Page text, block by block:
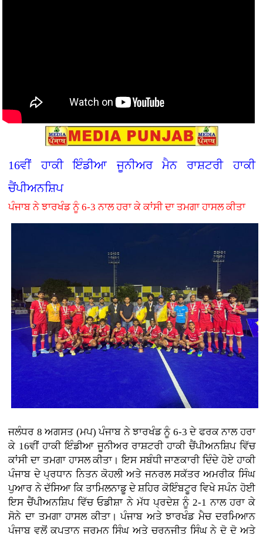
16ਵੀਂ ਹਾਕੀ ਇੰਡੀਆ ਜੂਨੀਅਰ ਮੈਨ ਰਾਸ਼ਟਰੀ ਹਾਕੀ
ਚੈਂਪੀਅਨਸ਼ਿਪ
ਪੰਜਾਬ ਨੇ ਝਾਰਖੰਡ ਨੂੰ 6-3 ਨਾਲ ਹਰਾ ਕੇ ਕਾਂਸੀ ਦਾ ਤਮਗਾ ਹਾਸਲ ਕੀਤਾ
ਜਲੰਧਰ 8 ਅਗਸਤ (ਮਪ) ਪੰਜਾਬ ਨੇ ਝਾਰਖੰਡ ਨੂੰ 6-3 ਦੇ ਫਰਕ ਨਾਲ ਹਰਾ
ਕੇ 16ਵੀਂ ਹਾਕੀ ਇੰਡੀਆ ਜੂਨੀਅਰ ਰਾਸ਼ਟਰੀ ਹਾਕੀ ਚੈਂਪੀਅਨਸ਼ਿਪ ਵਿੱਚ
ਕਾਂਸੀ ਦਾ ਤਮਗਾ ਹਾਸਲ ਕੀਤਾ। ਇਸ ਸਬੰਧੀ ਜਾਣਕਾਰੀ ਦਿੰਦੇ ਹੋਏ ਹਾਕੀ
ਪੰਜਾਬ ਦੇ ਪ੍ਰਧਾਨ ਨਿਤਨ ਕੋਹਲੀ ਅਤੇ ਜਨਰਲ ਸਕੱਤਰ ਅਮਰੀਕ ਸਿੰਘ
ਪੁਆਰ ਨੇ ਦੱਸਿਆ ਕਿ ਤਾਮਿਲਨਾਡੂ ਦੇ ਸ਼ਹਿਰ ਕੋਇੰਬਟੂਰ ਵਿਖੇ ਸਪੰਨ ਹੋਈ
ਇਸ ਚੈਂਪੀਅਨਸ਼ਿਪ ਵਿੱਚ ਓਡੀਸ਼ਾ ਨੇ ਮੱਧ ਪ੍ਰਦੇਸ਼ ਨੂੰ 2-1 ਨਾਲ ਹਰਾ ਕੇ
ਸੋਨੇ ਦਾ ਤਮਗਾ ਹਾਸਲ ਕੀਤਾ। ਪੰਜਾਬ ਅਤੇ ਝਾਰਖੰਡ ਮੈਚ ਦਰਮਿਆਨ
ਪੰਜਾਬ ਵਲੋਂ ਕਪਤਾਨ ਜਰਮਨ ਸਿੰਘ ਅਤੇ ਚਰਨਜੀਤ ਸਿੰਘ ਨੇ ਦੋ ਦੋ ਅਤੇ